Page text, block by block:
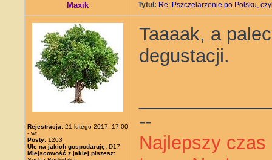
Maxik Tytuł: Re: Pszczelarzenie po Polsku,
Rejestracja: 21 lutego 2017, 17:00
- wt
Posty: 1203
Ule na jakich gospodaruję: D17
Miejscowość z jakiej piszesz:
Taaaak, a
degustacji.
--
Najlepszy czas